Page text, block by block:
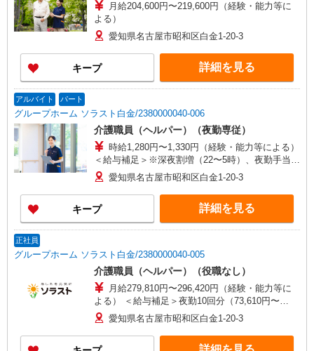
月給204,600円〜219,600円（経験・能力等に
よる）
愛知県名古屋市昭和区白金1-20-3
キープ 詳細を見る
アルバイト パート
グループホーム ソラスト白金/2380000040-006
介護職員（ヘルパー）（夜勤専従）
時給1,280円〜1,330円（経験・能力等による）
＜給与補足＞※深夜割増（22〜5時）、夜勤手当
（5,100円/回）
愛知県名古屋市昭和区白金1-20-3
キープ 詳細を見る
正社員
グループホーム ソラスト白金/2380000040-005
介護職員（ヘルパー）（役職なし）
月給279,810円〜296,420円（経験・能力等に
よる） ＜給与補足＞夜勤10回分（73,610円〜
75,220円）含む。※夜勤1回あたり7,361円〜7,522
円（深夜割増＋夜勤手当）
愛知県名古屋市昭和区白金1-20-3